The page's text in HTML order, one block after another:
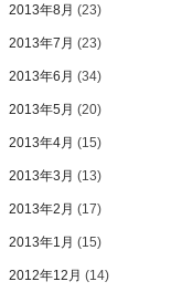
2013年8月 (23)
2013年7月 (23)
2013年6月 (34)
2013年5月 (20)
2013年4月 (15)
2013年3月 (13)
2013年2月 (17)
2013年1月 (15)
2012年12月 (14)